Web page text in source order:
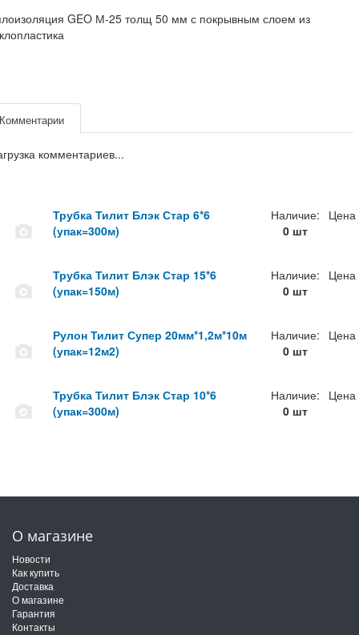
GEO М-25 толщ 50 мм с покрывным слоем из
комментариев...
Трубка Тилит Блэк Стар 6*6
(упак=300м)
Наличие:
0 шт
Цена
Трубка Тилит Блэк Стар 15*6
(упак=150м)
Наличие:
0 шт
Цена
Рулон Тилит Супер 20мм*1,2м*10м
(упак=12м2)
Наличие:
0 шт
Цена
Трубка Тилит Блэк Стар 10*6
(упак=300м)
Наличие:
0 шт
Цена
О магазине
Новости
Как купить
Доставка
О магазине
Гарантия
Контакты